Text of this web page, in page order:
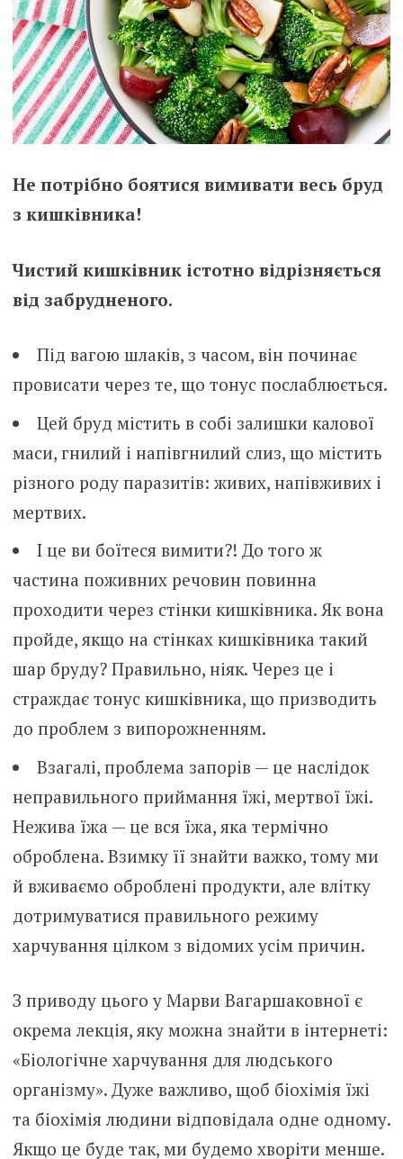
Не потрібно боятися вимивати весь бруд
з кишківника!
Чистий кишківник істотно відрізняється
від забрудненого.
Під вагою шлаків, з часом, він починає
провисати через те, що тонус послаблюється.
Цей бруд містить в собі залишки калової
маси, гнилий і напівгнилий слиз, що містить
різного роду паразитів: живих, напівживих і
мертвих.
І це ви боїтеся вимити?! До того ж
частина поживних речовин повинна
проходити через стінки кишківника. Як вона
пройде, якщо на стінках кишківника такий
шар бруду? Правильно, ніяк. Через це і
страждає тонус кишківника, що призводить
до проблем з випорожненням.
Взагалі, проблема запорів — це наслідок
неправильного приймання їжі, мертвої їжі.
Нежива їжа — це вся їжа, яка термічно
оброблена. Взимку її знайти важко, тому ми
й вживаємо оброблені продукти, але влітку
дотримуватися правильного режиму
харчування цілком з відомих усім причин.
З приводу цього у Марви Вагаршаковної є
окрема лекція, яку можна знайти в інтернеті:
«Біологічне харчування для людського
організму». Дуже важливо, щоб біохімія їжі
та біохімія людини відповідала одне одному.
Якщо це буде так, ми будемо хворіти менше.